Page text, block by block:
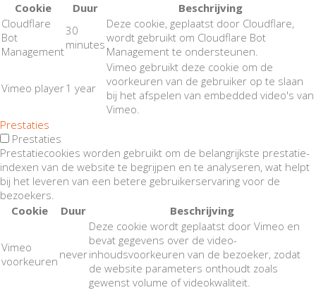
Cookie
Duur
Beschrijving
Cloudflare
Bot
Management
30
minutes
Deze cookie, geplaatst door Cloudflare,
wordt gebruikt om Cloudflare Bot
Management te ondersteunen.
Vimeo player1 year
Vimeo gebruikt deze cookie om de
voorkeuren van de gebruiker op te slaan
bij het afspelen van embedded video's van
Vimeo.
Prestaties
Prestaties
Prestatiecookies worden gebruikt om de belangrijkste prestatie-
indexen van de website te begrijpen en te analyseren, wat helpt
bij het leveren van een betere gebruikerservaring voor de
bezoekers.
Cookie
Duur Beschrijving
Vimeo
voorkeuren never
Deze cookie wordt geplaatst door Vimeo en
bevat gegevens over de video-
inhoudsvoorkeuren van de bezoeker, zodat
de website parameters onthoudt zoals
gewenst volume of videokwaliteit.